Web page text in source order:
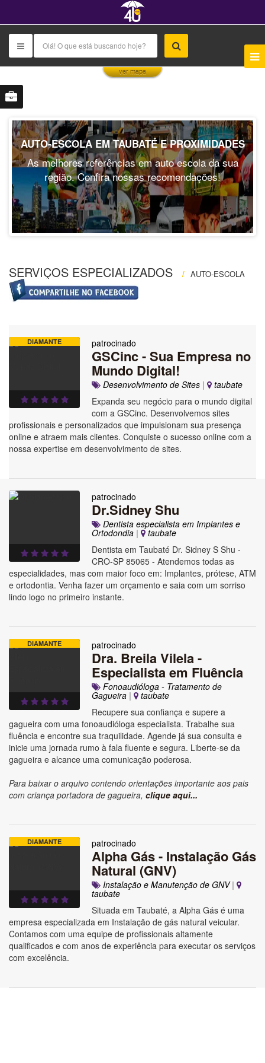
ver mapa
AUTO-ESCOLA EM TAUBATÉ E PROXIMIDADES
As melhores referências em auto escola da sua
região. Confira nossas recomendações!
SERVIÇOS ESPECIALIZADOS / AUTO-ESCOLA
DIAMANTE patrocinado
GSCinc - Sua Empresa no
Mundo Digital!
Desenvolvimento de Sites |
taubate
Expanda seu negócio para o mundo digital
com a GSCinc. Desenvolvemos sites
profissionais e personalizados que impulsionam sua presença
online e atraem mais clientes. Conquiste o sucesso online com a
nossa expertise em desenvolvimento de sites.
patrocinado
Dr.Sidney Shu
Dentista especialista em Implantes e
Ortodondia |
taubate
Dentista em Taubaté Dr. Sidney S Shu -
CRO-SP 85065 - Atendemos todas as
especialidades, mas com maior foco em: Implantes, prótese, ATM
e ortodontia. Venha fazer um orçamento e saia com um sorriso
lindo logo no primeiro instante.
DIAMANTE patrocinado
Dra. Breila Vilela -
Especialista em Fluência
Fonoaudióloga - Tratamento de
Gagueira |
taubate
Recupere sua confiança e supere a
gagueira com uma fonoaudióloga especialista. Trabalhe sua
fluência e encontre sua traquilidade. Agende já sua consulta e
inicie uma jornada rumo à fala fluente e segura. Liberte-se da
gagueira e alcance uma comunicação poderosa.
Para baixar o arquivo contendo orientações importante aos pais
com criança portadora de gagueira, clique aqui...
DIAMANTE patrocinado
Alpha Gás - Instalação Gás
Natural (GNV)
Instalação e Manutenção de GNV|
taubate
Situada em Taubaté, a Alpha Gás é uma
empresa especializada em Instalação de gás natural veicular.
Contamos com uma equipe de profissionais altamente
qualificados e com anos de experiência para executar os serviços
com excelência.